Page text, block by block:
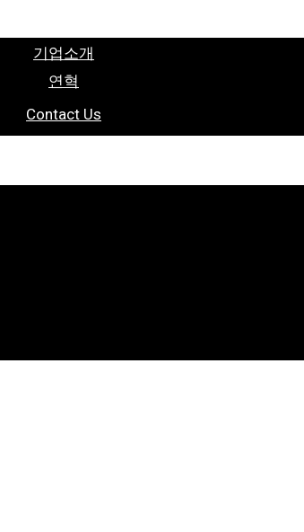
기업소개
연혁
Contact Us